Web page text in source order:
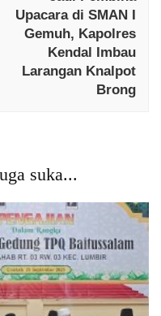
Upacara di SMAN I
Gemuh, Kapolres
Kendal Imbau
Larangan Knalpot
Brong
suka...